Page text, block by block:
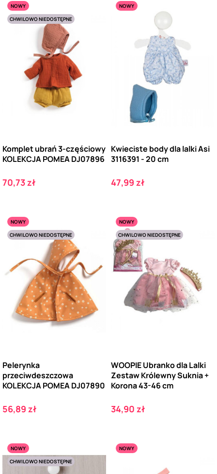
NOWY
CHWILOWO NIEDOSTĘPNE
Komplet ubrań 3-częściowy
KOLEKCJA POMEA DJ07896
Cena
70,73 zł
NOWY
Kwieciste body dla lalki Asi
3116391 - 20 cm
Cena
47,99 zł
NOWY
CHWILOWO NIEDOSTĘPNE
Pelerynka
przeciwdeszczowa
KOLEKCJA POMEA DJ07890
Cena
56,89 zł
NOWY
CHWILOWO NIEDOSTĘPNE
WOOPIE Ubranko dla Lalki
Zestaw Królewny Suknia +
Korona 43-46 cm
Cena
34,90 zł
NOWY
CHWILOWO NIEDOSTĘPNE
NOWY